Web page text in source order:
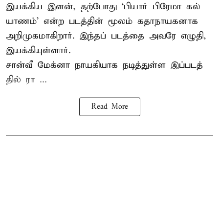
இயக்​கிய இளன், தற்​போது ‘பி​யார் பிரேமா கல்​
யாணம்’ என்ற படத்​தின் மூலம் கதாநாயகனாக
அறி​முக​மாகிறார். இந்​தப் படத்தை அவரே எழுதி,
இயக்​கி​யுள்​ளார்.
சான்வீ மேக்னா நாயகி​யாக நடித்​துள்ள இப்​படத்​
தில் ரா ...
Read More